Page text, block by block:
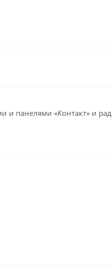
и панелями «Контакт» и